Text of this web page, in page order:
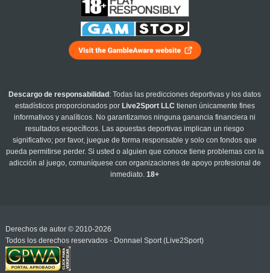
Descargo de responsabilidad : Todas las predicciones deportivas y los datos
estadísticos proporcionados por Live2Sport LLC tienen únicamente fines
informativos y analíticos. No garantizamos ninguna ganancia financiera ni
resultados específicos. Las apuestas deportivas implican un riesgo
significativo; por favor, juegue de forma responsable y solo con fondos que
pueda permitirse perder. Si usted o alguien que conoce tiene problemas con la
adicción al juego, comuníquese con organizaciones de apoyo profesional de
inmediato.18+
Derechos de autor © 2010-2026
Todos los derechos reservados - Donnael Sport (Live2Sport)